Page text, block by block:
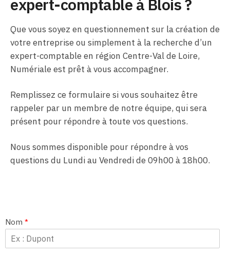
expert-comptable à Blois ?
Que vous soyez en questionnement sur la création de
votre entreprise ou simplement à la recherche d’un
expert-comptable en région Centre-Val de Loire,
Numériale est prêt à vous accompagner.
Remplissez ce formulaire si vous souhaitez être
rappeler par un membre de notre équipe, qui sera
présent pour répondre à toute vos questions.
Nous sommes disponible pour répondre à vos
questions du Lundi au Vendredi de 09h00 à 18h00.
Nom *